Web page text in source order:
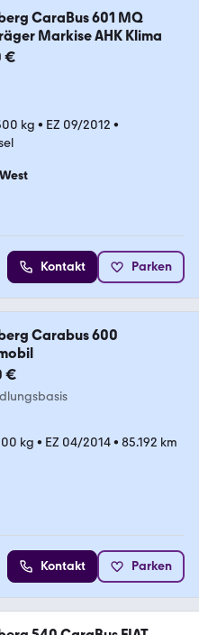
CaraBus 601 MQ
Markise AHK Klima
€
kg • EZ 09/2012 •
Kontakt Parken
Carabus 600
€
kg • EZ 04/2014• 85.192 km
Kontakt Parken